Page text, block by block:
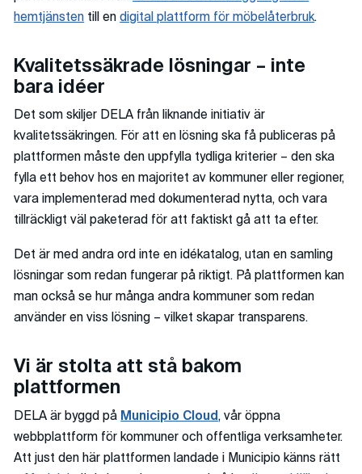
hemtjänsten till endigital plattform för möbelåterbruk.
Kvalitetssäkrade lösningar – inte
bara idéer
Det som skiljer DELA från liknande initiativ är
kvalitetssäkringen. För att en lösning ska få publiceras på
plattformen måste den uppfylla tydliga kriterier – den ska
fylla ett behov hos en majoritet av kommuner eller regioner,
vara implementerad med dokumenterad nytta, och vara
tillräckligt väl paketerad för att faktiskt gå att ta efter.
Det är med andra ord inte en idékatalog, utan en samling
lösningar som redan fungerar på riktigt. På plattformen kan
man också se hur många andra kommuner som redan
använder en viss lösning – vilket skapar transparens.
Vi är stolta att stå bakom
plattformen
DELA är byggd på Municipio Cloud, vår öppna
webbplattform för kommuner och offentliga verksamheter.
Att just den här plattformen landade i Municipio känns rätt